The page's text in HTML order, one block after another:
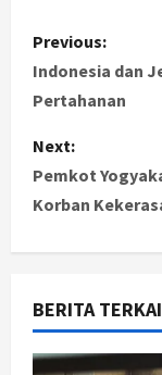
P
o
t
n
a
v
i
Previous:
Indonesia dan
Pertahanan
Next:
Pemkot
Korban
BERITA